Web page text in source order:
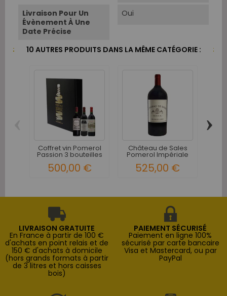
Livraison Pour Un
Évènement À Une
Date Précise
Oui
10 AUTRES PRODUITS DANS LA MÊME CATÉGORIE :
Coffret vin Pomerol
Passion 3 bouteilles
500,00 €
Château de Sales
Pomerol Impériale
525,00 €
›
LIVRAISON GRATUITE
En France à partir de 100 €
d'achats en point relais et de
150 € d'achats à domicile
(hors grands formats à partir
de 3 litres et hors caisses
bois)
PAIEMENT SÉCURISÉ
Paiement en ligne 100%
sécurisé par carte bancaire
Visa et Mastercard, ou par
PayPal